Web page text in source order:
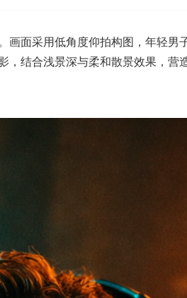
画面采用低角度仰拍构图，年轻
结合浅景深与柔和散景效果，营